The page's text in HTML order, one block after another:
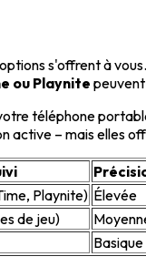
s'offrent à
ou Playnite
téléphone
active – mais elles
Playnite) Élevée
de jeu)
Basique